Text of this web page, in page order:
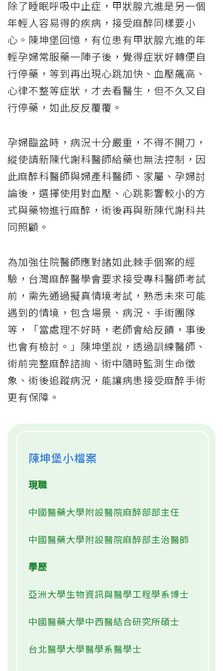
除了睡眠呼吸中止症，甲狀腺亢進是另一個
年輕人容易得的疾病，接受麻醉同樣要小
心。陳坤堡回憶，有位患有甲狀腺亢進的年
輕孕婦常服藥一陣子後，覺得症狀好轉便自
行停藥，等到再出現心跳加快、血壓飆高、
心律不整等症狀，才去看醫生，但不久又自
行停藥，如此反反覆覆。
孕婦臨盆時，病況十分嚴重，不得不開刀，
縱使請新陳代謝科醫師給藥也無法控制，因
此麻醉科醫師與婦產科醫師、家屬、孕婦討
論後，選擇使用對血壓、心跳影響較小的方
式與藥物進行麻醉，術後再與新陳代謝科共
同照顧。
為加強住院醫師應對諸如此棘手個案的經
驗，台灣麻醉醫學會要求接受專科醫師考試
前，需先通過擬真情境考試，熟悉未來可能
遇到的情境，包含場景、病況、手術團隊
等，「當處理不好時，老師會給反饋，事後
也會有檢討。」陳坤堡說，透過訓練醫師、
術前完整麻醉諮詢、術中隨時監測生命徵
象、術後追蹤病況，能讓病患接受麻醉手術
更有保障。
陳坤堡小檔案
現職
中國醫藥大學附設醫院麻醉部部主任
中國醫藥大學附設醫院麻醉部主治醫師
學歷
亞洲大學生物資訊與醫學工程學系博士
中國醫藥大學中西醫結合研究所碩士
台北醫學大學醫學系醫學士